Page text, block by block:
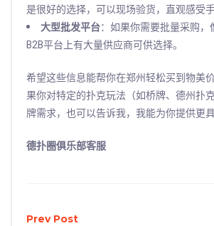
是很好的选择，可以现场验货，直观感受手
大型批发平台：如果你需要批量采购
B2B平台上有大量供应商可供选择。
希望这些信息能帮你在郑州轻松买到物美
果你对特定的扑克玩法（如桥牌、德州扑
牌需求，也可以告诉我，我能为你提供更具
德扑圈俱乐部客服
Prev Post